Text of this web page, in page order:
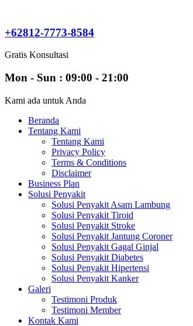
content
+62812-7773-8584
Gratis Konsultasi
Mon - Sun : 09:00 - 21:00
Kami ada untuk Anda
Beranda
Tentang Kami
Tentang Kami
Privacy Policy
Terms & Conditions
Disclaimer
Business Plan
Solusi Penyakit
Solusi Penyakit Asam Lambung
Solusi Penyakit Tiroid
Solusi Penyakit Stroke
Solusi Penyakit Jantung Coroner
Solusi Penyakit Gagal Ginjal
Solusi Penyakit Diabetes
Solusi Penyakit Hipertensi
Solusi Penyakit Kanker
Galeri
Testimoni Produk
Testimoni Member
Kontak Kami